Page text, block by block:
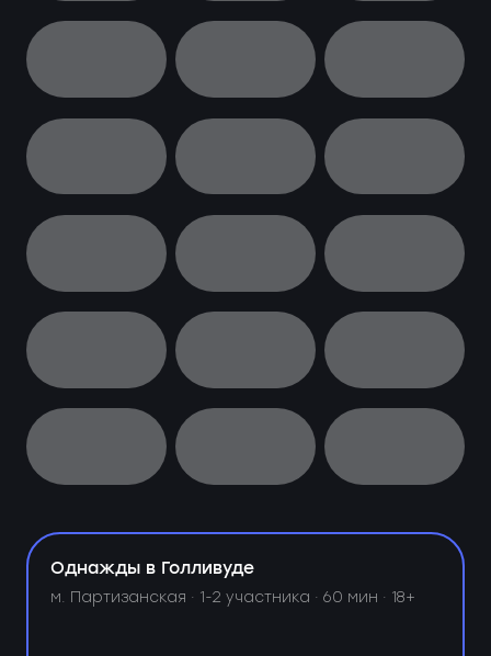
Однажды в Голливуде
м. Партизанская · 1-2 участника · 60 мин · 18+